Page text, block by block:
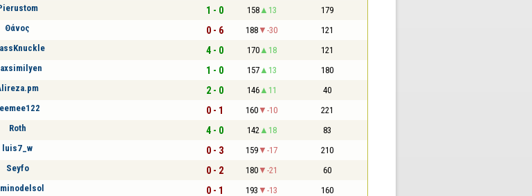
1 - 0 158 13 179
Θάνος 0 - 6 188 -30 121
4 - 0 170 18 121
1 - 0 157 13 180
2 - 0 146 11 40
0 - 1 160 -10 221
Roth 4 - 0 142 18 83
luis7_w 0 - 3 159 -17 210
Seyfo 0 - 2 180 -21 60
0 - 1 193 -13 160